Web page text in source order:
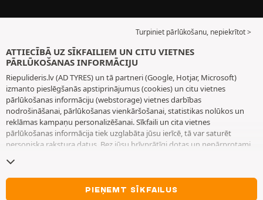
Turpiniet pārlūkošanu, nepiekrītot >
ATTIECĪBĀ UZ SĪKFAILIEM UN CITU VIETNES
PĀRLŪKOŠANAS INFORMĀCIJU
Riepulideris.lv (AD TYRES) un tā partneri (Google, Hotjar, Microsoft)
izmanto pieslēgšanās apstiprinājumus (cookies) un citu vietnes
pārlūkošanas informāciju (webstorage) vietnes darbības
nodrošināšanai, pārlūkošanas vienkāršošanai, statistikas nolūkos un
reklāmas kampaņu personalizēšanai. Sīkfaili un cita vietnes
pārlūkošanas informācija tiek uzglabāta jūsu ierīcē, tā var saturēt
personiska rakstura datus. Bez jūsu brīvprātīgi dotas un nepārprotami
pārlūkošanas informāciju, izņemot to, kas nepieciešama vietnes
darbības nodrošināšanai. Mēs saglabājam jūsu izvēli 6 mēnešus ilgu
laiku periodu. Jūs varat jebkurā brīdī atsaukt savu piekrišanu, dodoties
PIEŅEMT SĪKFAILUS